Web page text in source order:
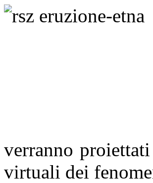
verranno
virtuali dei